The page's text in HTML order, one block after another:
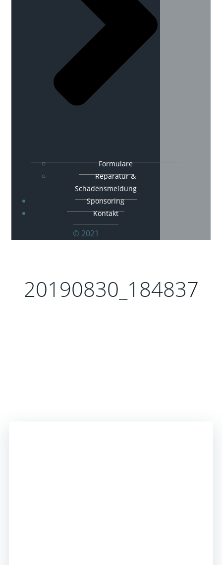
Formulare
Reparatur &
Schadensmeldung
Sponsoring
Kontakt
© 2021
20190830_184837